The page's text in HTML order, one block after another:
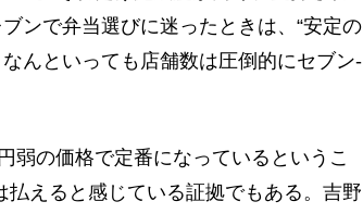
ンで弁当選びに迷ったときは、“安定の
んといっても店舗数は圧倒的にセブン-
の価格で定番になっているというこ
えると感じている証拠でもある。吉野